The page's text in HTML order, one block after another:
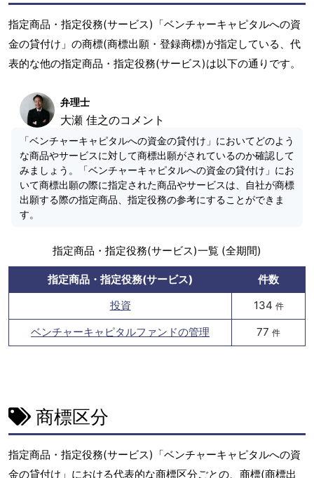
指定商品・指定役務(サービス)「ベンチャーキャピタルへの資
金の貸付け」の商標(商標出願・登録商標)が指定している、代
表的な他の指定商品・指定役務(サービス)は以下の通りです。
弁理士
大瀬 佳之のコメント
「ベンチャーキャピタルへの資金の貸付け」においてどのよう
な商品やサービスに対して商標出願がされているのか確認して
みましょう。「ベンチャーキャピタルへの資金の貸付け」にお
いて商標出願の際に指定された商品やサービスは、自社が商標
出願する際の指定商品、指定役務の参考にすることができま
す。
指定商品・指定役務(サービス)一覧 (全期間)
指定商品・指定役務(サービス)
件数
投資
134 件
ベンチャーキャピタルファンドの管理 77 件
商標区分
指定商品・指定役務(サービス)「ベンチャーキャピタルへの資
金の貸付け」における代表的な商標区分ごとの、商標(商標出